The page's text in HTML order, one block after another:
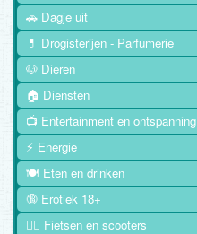
🚗 Dagje uit
💊 Drogisterijen - Parfumerie
🐶 Dieren
🏠 Diensten
📺 Entertainment en ontspanning
⚡ Energie
🍽️ Eten en drinken
🔞 Erotiek 18+
🚴‍♂️ Fietsen en scooters